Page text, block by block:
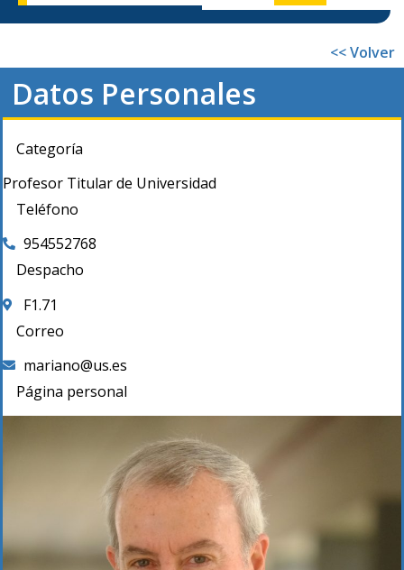
<< Volver
Datos Personales
Categoría
Profesor Titular de Universidad
Teléfono
954552768
Despacho
F1.71
Correo
mariano@us.es
Página personal